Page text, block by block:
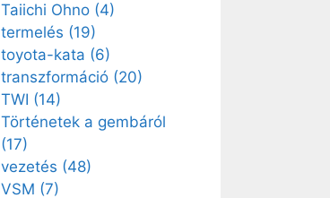
Taiichi Ohno (4)
termelés (19)
toyota-kata (6)
transzformáció (20)
TWI (14)
Történetek a gembáról
(17)
vezetés (48)
VSM (7)